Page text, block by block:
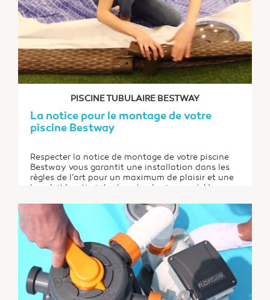
PISCINE TUBULAIRE BESTWAY
La notice pour le montage de votre
piscine Bestway
Respecter la notice de montage de votre piscine
Bestway vous garantit une installation dans les
règles de l’art pour un maximum de plaisir et une
longévité optimisée de votre équipement. Vous
piscine pour prendre votre premier bain. Faites
encore preuve d’un peu de patience le temps de...